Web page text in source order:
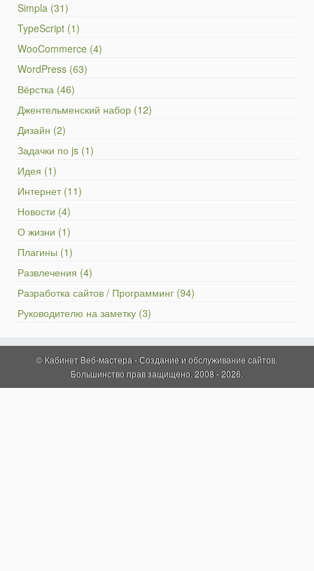
Simpla (31)
TypeScript (1)
WooCommerce (4)
WordPress (63)
Вёрстка (46)
Джентельменский набор (12)
Дизайн (2)
Задачки по js (1)
Идея (1)
Интернет (11)
Новости (4)
О жизни (1)
Плагины (1)
Развлечения (4)
Разработка сайтов / Программинг (94)
Руководителю на заметку (3)
© Кабинет Веб-мастера - Создание и обслуживание сайтов.
Большинство прав защищено. 2008 - 2026.